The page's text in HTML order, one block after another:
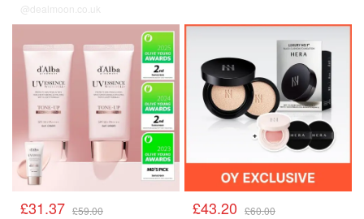
@dealmoon.co.uk
£31.37 £59.00 £43.20 £60.00